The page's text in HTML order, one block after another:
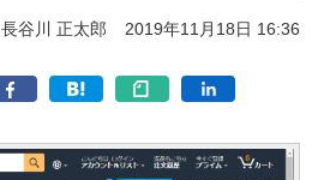
長谷川 正太郎 2019年11月18日 16:36